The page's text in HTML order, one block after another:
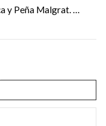
y Peña Malgrat. …